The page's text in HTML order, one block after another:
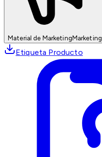
Material de MarketingMarketing
Etiqueta Producto